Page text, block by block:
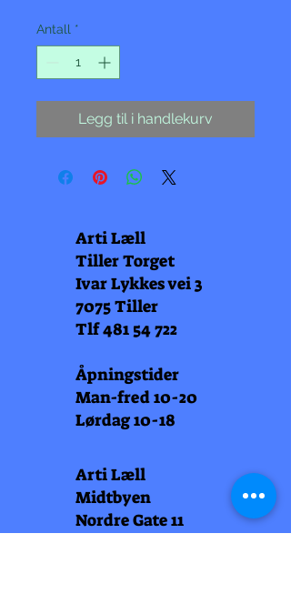
Antall *
Legg til i handlekurv
Arti Læll
Tiller Torget
Ivar Lykkes vei 3
7075 Tiller
Tlf481 54 722
Åpningstider
Man-fred 10-20
Lørdag 10-18
Arti Læll
Midtbyen
Nordre Gate 11